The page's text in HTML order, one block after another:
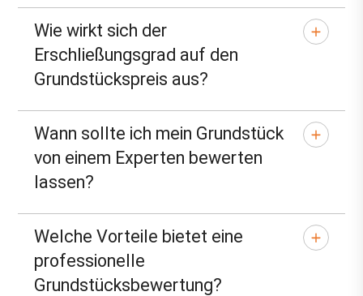
Wie wirkt sich der
Erschließungsgrad auf den
Grundstückspreis aus?
Wann sollte ich mein Grundstück
von einem Experten bewerten
lassen?
Welche Vorteile bietet eine
professionelle
Grundstücksbewertung?